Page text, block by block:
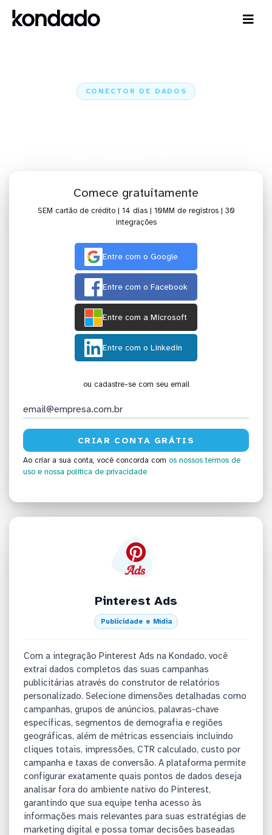
CONECTOR DE DADOS
Comece gratuitamente
SEM cartão de crédito | 14 dias | 10MM de registros | 30
integrações
Entre com o Google
Entre com o Facebook
Entre com a Microsoft
Entre com o Linkedin
ou cadastre-se com seu email
Ao criar a sua conta, você concorda com os nossos termos de
uso e nossa política de privacidade
Pinterest Ads
Publicidade e Mídia
Com a integração Pinterest Ads na Kondado, você
extrai dados completos das suas campanhas
publicitárias através do construtor de relatórios
personalizado. Selecione dimensões detalhadas como
campanhas, grupos de anúncios, palavras-chave
específicas, segmentos de demografia e regiões
geográficas, além de métricas essenciais incluindo
cliques totais, impressões, CTR calculado, custo por
campanha e taxas de conversão. A plataforma permite
configurar exatamente quais pontos de dados deseja
analisar fora do ambiente nativo do Pinterest,
garantindo que sua equipe tenha acesso às
informações mais relevantes para suas estratégias de
marketing digital e possa tomar decisões baseadas